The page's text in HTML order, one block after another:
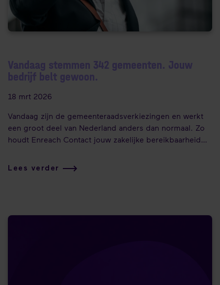
Vandaag stemmen 342 gemeenten. Jouw
bedrijf belt gewoon.
18 mrt 2026
Vandaag zijn de gemeenteraadsverkiezingen en werkt
een groot deel van Nederland anders dan normaal. Zo
houdt Enreach Contact jouw zakelijke bereikbaarheid
Lees verder